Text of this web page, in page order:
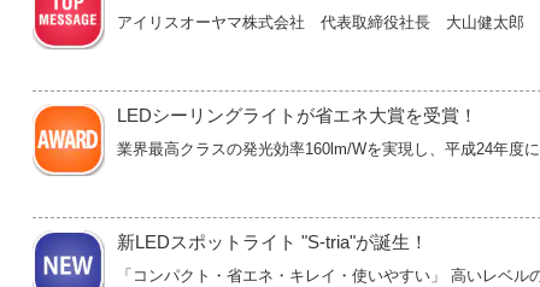
アイリスオーヤマ株式会社 代表取締役社長 大山健太郎
LEDシーリングライトが省エネ大賞を受賞！
業界最高クラスの発光効率160lm/Wを実現し、平成24年度
新LEDスポットライト "S-tria"が誕生！
「コンパクト・省エネ・キレイ・使いやすい」 高いレベ